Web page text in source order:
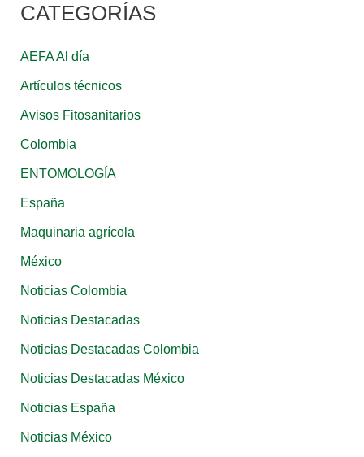
s
p
o
r
:
CATEGORÍAS
AEFA Al día
Artículos técnicos
Avisos Fitosanitarios
Colombia
ENTOMOLOGÍA
España
Maquinaria agrícola
México
Noticias Colombia
Noticias Destacadas
Noticias Destacadas Colombia
Noticias Destacadas México
Noticias España
Noticias México